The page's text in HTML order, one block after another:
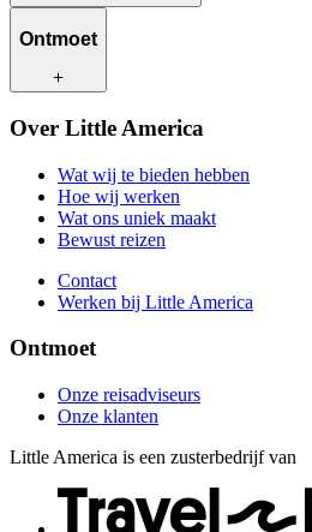
Wat wij te bieden hebben
Wat ons uniek maakt
Contact
Werken bij Little America
Ontmoet
Onze reisadviseurs
Over Little America
Wat wij te bieden hebben
Hoe wij werken
Wat ons uniek maakt
Bewust reizen
Contact
Werken bij Little America
Ontmoet
Onze reisadviseurs
Onze klanten
Little America is een zusterbedrijf van